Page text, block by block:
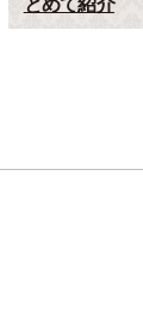
とめて紹介